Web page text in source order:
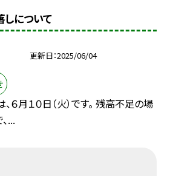
について
更新日 2025/06/04
６月１０日（火）です。 残高不足の場
...